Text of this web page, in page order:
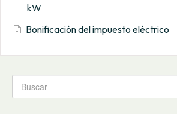
kW
Bonificación del impuesto eléctrico